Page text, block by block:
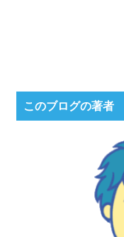
このブログの著者